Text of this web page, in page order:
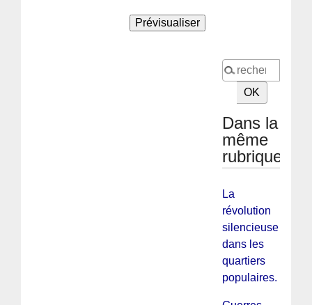
Dans la
même
rubrique
La
révolution
silencieuse
dans les
quartiers
populaires.